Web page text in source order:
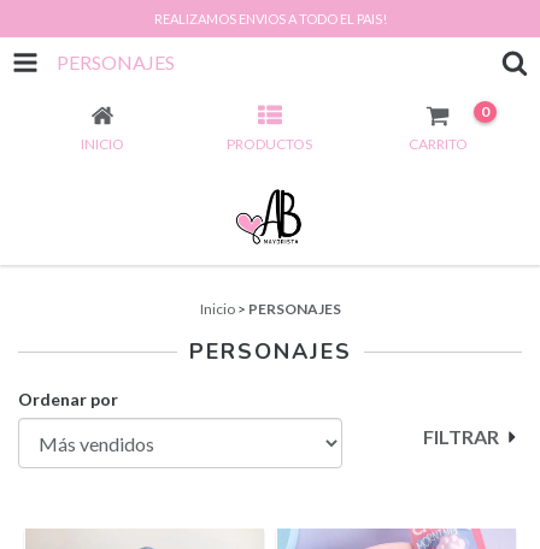
REALIZAMOS ENVIOS A TODO EL PAIS!
PERSONAJES
INICIO PRODUCTOS CARRITO
0
Inicio > PERSONAJES
PERSONAJES
Ordenar por
FILTRAR